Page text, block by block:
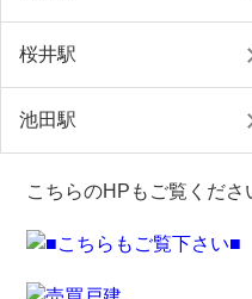
桜井駅
池田駅
こちらのHPもご覧くださ